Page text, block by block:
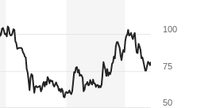
50
75
100